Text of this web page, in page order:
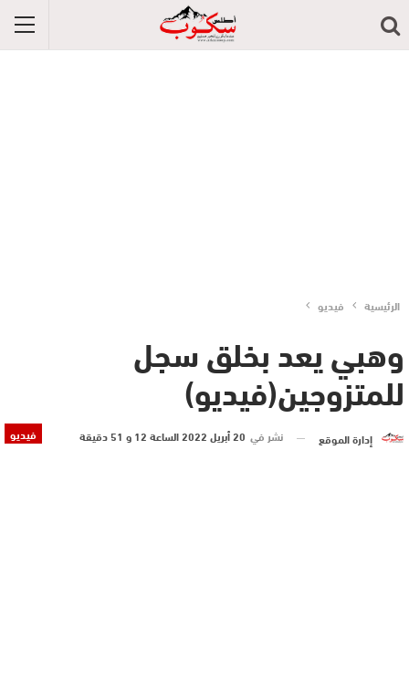
الرئيسية فيديو
وهبي يعد بخلق سجل
للمتزوجين(فيديو)
فيديو إدارة الموقع نشر في 20 أبريل 2022 الساعة 12 و 51 دقيقة